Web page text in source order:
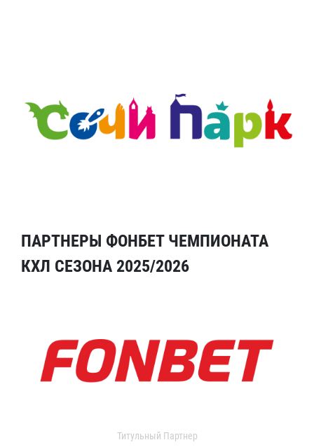
ПАРТНЕРЫ ФОНБЕТ ЧЕМПИОНАТА
КХЛ СЕЗОНА 2025/2026
Титульный Партнер